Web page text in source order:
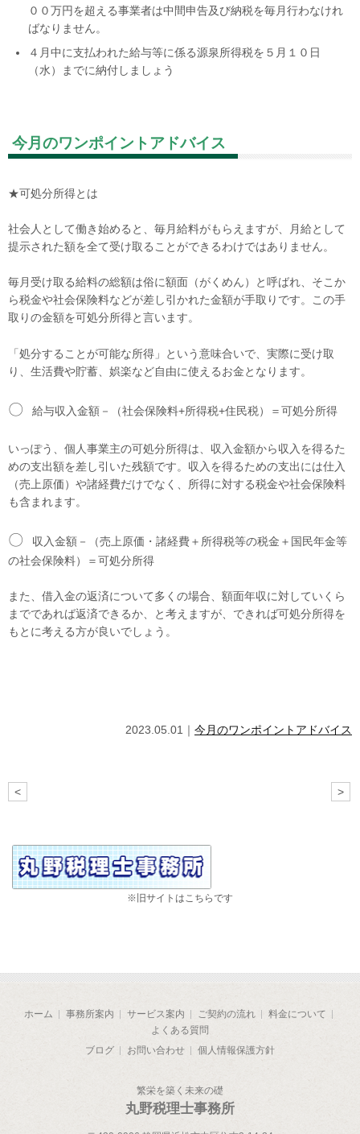
００万円を超える事業者は中間申告及び納税を毎月行わなけれ
ばなりません。
４月中に支払われた給与等に係る源泉所得税を５月１０日
（水）までに納付しましょう
今月のワンポイントアドバイス
★可処分所得とは
社会人として働き始めると、毎月給料がもらえますが、月給として
提示された額を全て受け取ることができるわけではありません。
毎月受け取る給料の総額は俗に額面（がくめん）と呼ばれ、そこか
ら税金や社会保険料などが差し引かれた金額が手取りです。この手
取りの金額を可処分所得と言います。
「処分することが可能な所得」という意味合いで、実際に受け取
り、生活費や貯蓄、娯楽など自由に使えるお金となります。
〇 給与収入金額－（社会保険料+所得税+住民税）＝可処分所得
いっぽう、個人事業主の可処分所得は、収入金額から収入を得るた
めの支出額を差し引いた残額です。収入を得るための支出には仕入
（売上原価）や諸経費だけでなく、所得に対する税金や社会保険料
も含まれます。
〇
収入金額－（売上原価・諸経費＋所得税等の税金＋国民年金等
の社会保険料）＝可処分所得
また、借入金の返済について多くの場合、額面年収に対していくら
までであれば返済できるか、と考えますが、できれば可処分所得を
もとに考える方が良いでしょう。
2023.05.01｜ 今月のワンポイントアドバイス
< >
※旧サイトはこちらです
ホーム 事務所案内 サービス案内 ご契約の流れ
料金について
よくある質問
ブログ
お問い合わせ 個人情報保護方針
繁栄を築く未来の礎
丸野税理士事務所